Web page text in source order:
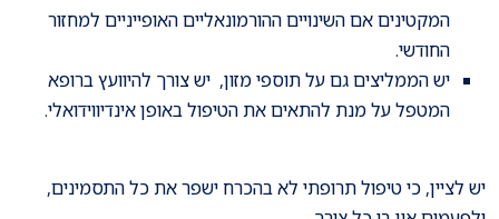
המקטינים אם השינויים ההורמונאליים האופייניים למחזור
החודשי.
יש הממליצים גם על תוספי מזון, יש צורך להיוועץ ברופא
המטפל על מנת להתאים את הטיפול באופן אינדיווידואלי.
יש לציין, כי טיפול תרופתי לא בהכרח ישפר את כל התסמינים,